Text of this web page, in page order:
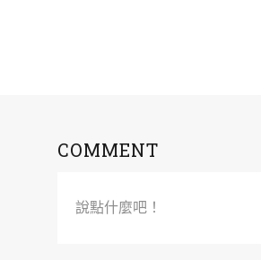
COMMENT
說點什麼吧！